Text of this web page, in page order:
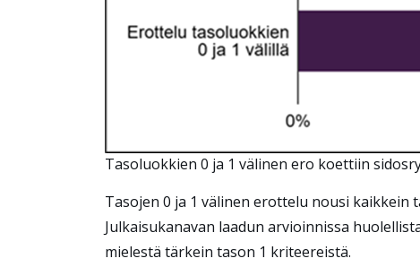
Tasoluokkien 0 ja 1 välinen ero koettiin
Tasojen 0 ja 1 välinen erottelu nousi kaikkein
Julkaisukanavan laadun arvioinnissa
mielestä tärkein tason 1 kriteereistä.